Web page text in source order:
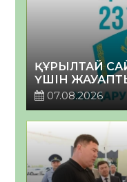
ҚҰРЫЛТАЙ
ҮШІН
07.08.2026